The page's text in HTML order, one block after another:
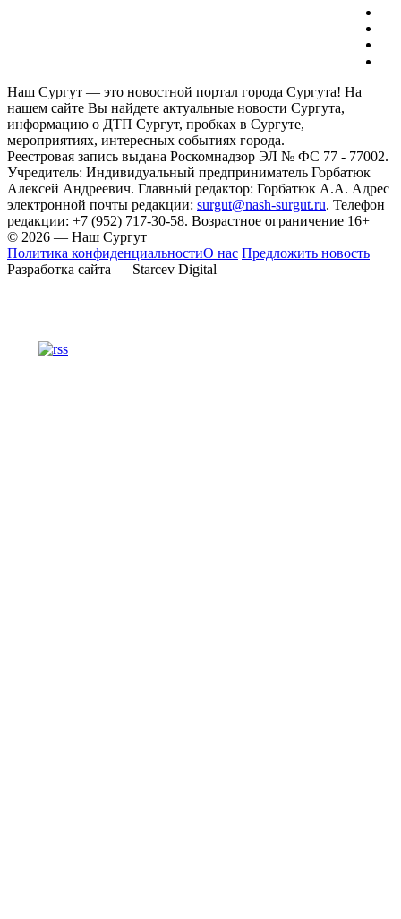
Наш Сургут — это новостной портал города Сургута! На
нашем сайте Вы найдете актуальные новости Сургута,
информацию о ДТП Сургут, пробках в Сургуте,
мероприятиях, интересных событиях города.
Реестровая запись выдана Роскомнадзор ЭЛ № ФС 77 - 77002.
Учредитель: Индивидуальный предприниматель Горбатюк
Алексей Андреевич. Главный редактор: Горбатюк А.А. Адрес
электронной почты редакции: surgut@nash-surgut.ru. Телефон
редакции: +7 (952) 717-30-58. Возрастное ограничение 16+
© 2026 — Наш Сургут
Политика конфиденциальностиО нас Предложить новость
Разработка сайта — Starcev Digital